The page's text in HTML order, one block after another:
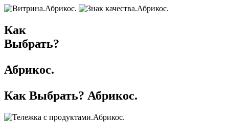
Как
Выбрать?
Абрикос.
Как Выбрать? Абрикос.